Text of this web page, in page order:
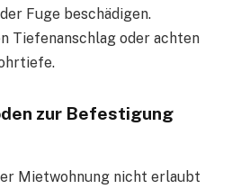
Fuge beschädigen.
Tiefenanschlag oder achten
zur Befestigung
Mietwohnung nicht erlaubt